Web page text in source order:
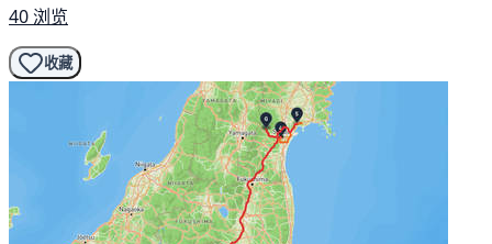
40 浏览
收藏